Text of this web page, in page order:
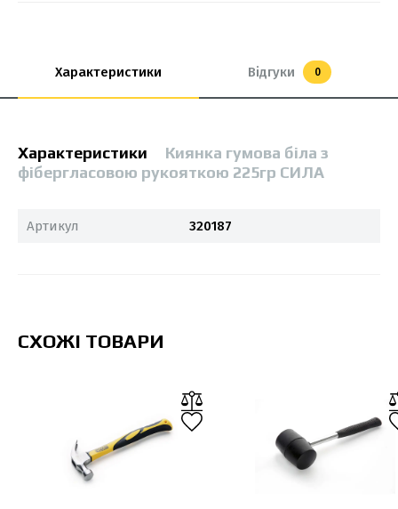
Характеристики Відгуки 0
Характеристики
Киянка гумова біла з
фібергласовою рукояткою 225гр СИЛА
Артикул 320187
СХОЖІ ТОВАРИ